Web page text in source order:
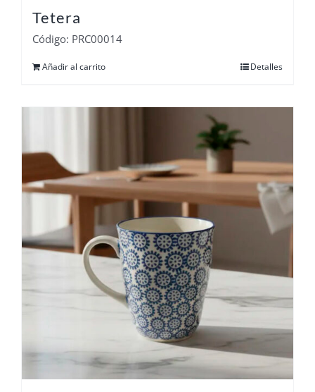
Tetera
Código: PRC00014
Añadir al carrito Detalles